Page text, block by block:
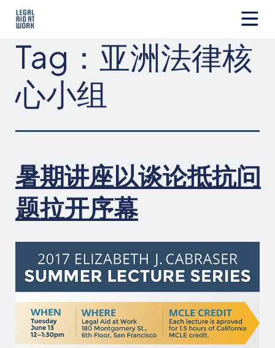
Aid
Work
Tag： 亚洲法律核
心小组
暑期讲座以谈论抵抗问
题拉开序幕